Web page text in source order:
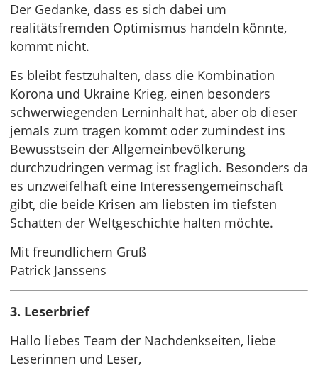
Der Gedanke, dass es sich dabei um
realitätsfremden Optimismus handeln könnte,
kommt nicht.
Es bleibt festzuhalten, dass die Kombination
Korona und Ukraine Krieg, einen besonders
schwerwiegenden Lerninhalt hat, aber ob dieser
jemals zum tragen kommt oder zumindest ins
Bewusstsein der Allgemeinbevölkerung
durchzudringen vermag ist fraglich. Besonders da
es unzweifelhaft eine Interessengemeinschaft
gibt, die beide Krisen am liebsten im tiefsten
Schatten der Weltgeschichte halten möchte.
Mit freundlichem Gruß
Patrick Janssens
3. Leserbrief
Hallo liebes Team der Nachdenkseiten, liebe
Leserinnen und Leser,